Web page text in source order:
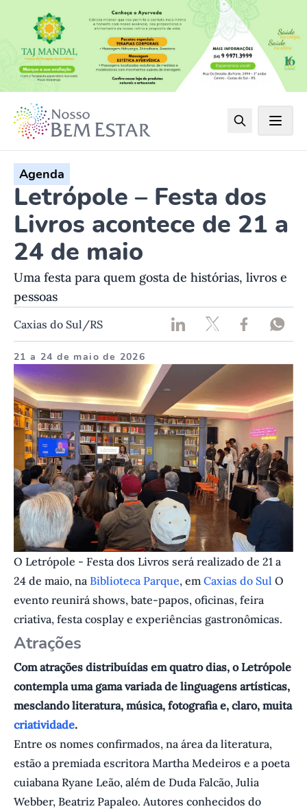
Agenda
Letrópole – Festa dos
Livros acontece de 21 a
24 de maio
Uma festa para quem gosta de histórias, livros e
pessoas
Caxias do Sul/RS
21 a 24 de maio de 2026
O Letrópole - Festa dos Livros será realizado de 21 a
24 de maio, na Biblioteca Parque, em Caxias do Sul O
evento reunirá shows, bate-papos, oficinas, feira
criativa, festa cosplay e experiências gastronômicas.
A trações
Com atrações distribuídas em quatro dias, o Letrópole
contempla uma gama variada de linguagens artísticas,
mesclando literatura, música, fotografia e, claro, muita
criatividade.
Entre os nomes confirmados, na área da literatura,
estão a premiada escritora Martha Medeiros e a poeta
cuiabana Ryane Leão, além de Duda Falcão, Julia
Webber, Beatriz Papaleo. Autores conhecidos do